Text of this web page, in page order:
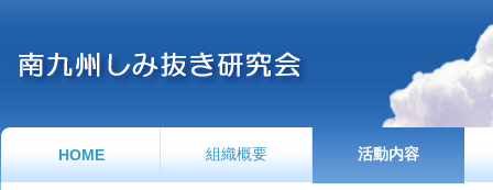
HOME 組織概要 活動内容